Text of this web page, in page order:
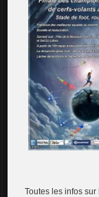
Toutes les infos sur